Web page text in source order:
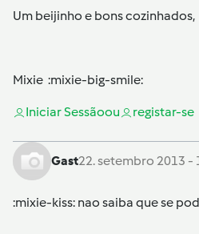
Um beijinho e bons cozinhados,
Mixie :mixie-big-smile:
Iniciar Sessãoou registar-se
Gast22. setembro 2013 -
:mixie-kiss: nao saiba que se